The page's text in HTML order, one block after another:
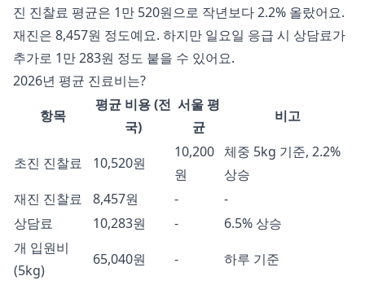
진 진찰료 평균은 1만 520원으로 작년보다 2.2% 올랐어요.
재진은 8,457원 정도예요. 하지만 일요일 응급 시 상담료가
추가로 1만 283원 정도 붙을 수 있어요.
2026년 평균 진료비는?
항목
평균 비용 (전
국)
서울 평
균
비고
초진 진찰료 10,520원
10,200
원
체중 5kg 기준, 2.2%
상승
재진 진찰료
8,457원 -
-
상담료
10,283원 -
6.5% 상승
개 입원비
(5kg)
65,040원 -
하루 기준